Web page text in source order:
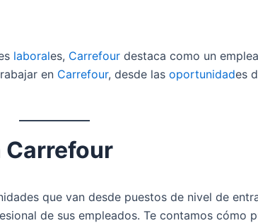
laborales, Carrefour destaca como un
en Carrefour, desde las oportunidades
Carrefour
que van desde puestos de nivel de
de sus empleados. Te contamos cómo